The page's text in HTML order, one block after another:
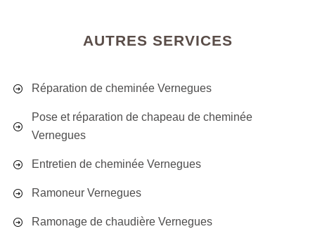
AUTRES SERVICES
Réparation de cheminée Vernegues
Pose et réparation de chapeau de cheminée
Vernegues
Entretien de cheminée Vernegues
Ramoneur Vernegues
Ramonage de chaudière Vernegues